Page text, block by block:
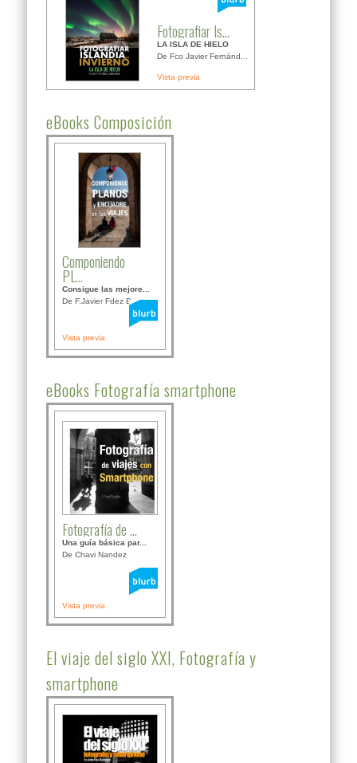
Fotografiar Is...
LA ISLA DE HIELO
De Fco Javier Fernánd...
Vista previa
eBooks Composición
Componiendo
PL...
Consigue las mejore...
De F.Javier Fdez Bor...
Vista previa
eBooks Fotografía smartphone
Fotografía de ...
Una guía básica par...
De Chavi Nandez
Vista previa
El viaje del siglo XXI, Fotografía y
smartphone